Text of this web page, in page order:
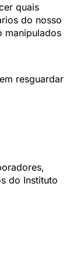
quais
do nosso
manipulados
resguardar
do Instituto